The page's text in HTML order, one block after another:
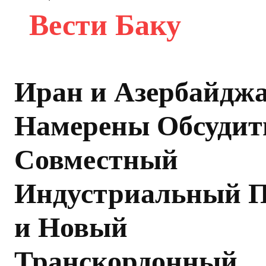
Вести Баку
Иран и
Намерены
Совместный
Индустриальный
и Новый